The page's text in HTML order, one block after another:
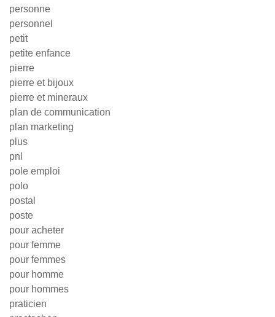
personne
personnel
petit
petite enfance
pierre
pierre et bijoux
pierre et mineraux
plan de communication
plan marketing
plus
pnl
pole emploi
polo
postal
poste
pour acheter
pour femme
pour femmes
pour homme
pour hommes
praticien